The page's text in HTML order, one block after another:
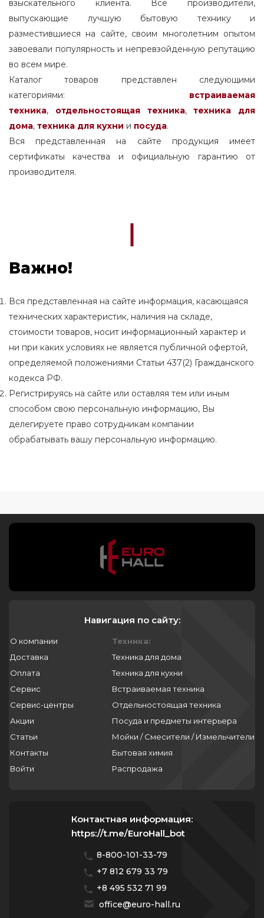
взыскательного клиента. Все производители,
выпускающие лучшую бытовую технику и
разместившиеся на сайте, своим многолетним опытом
завоевали популярность и непревзойденную репутацию
во всем мире.
Каталог товаров представлен следующими
категориями: встраиваемая
техника, отдельностоящаятехника,
техника для
дома, техника для кухни и посуда.
Вся представленная на сайте продукция имеет
сертификаты качества и официальную гарантию от
производителя.
Важно!
Вся представленная на сайте информация, касающаяся
технических характеристик, наличия на складе,
стоимости товаров, носит информационный характер и
ни при каких условиях не является публичной офертой,
определяемой положениями Статьи 437(2) Гражданского
кодекса РФ.
Регистрируясь на сайте или оставляя тем или иным
способом свою персональную информацию, Вы
делегируете право сотрудникам компании
обрабатывать вашу персональную информацию.
Навигация по сайту:
О компании
Доставка
Оплата
Сервис
Сервис-центры
Акции
Статьи
Контакты
Войти
Техника:
Техника для дома
Техника для кухни
Встраиваемая техника
Отдельностоящая техника
Посуда и предметы интерьера
Мойки / Смесители / Измельчители
Бытовая химия
Распродажа
Контактная информация:
https://t.me/EuroHall_bot
8-800-101-33-79
+7 812 679 33 79
+8 495 532 71 99
office@euro-hall.ru